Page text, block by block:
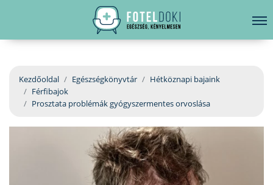
EGÉSZSÉGKÖNYVTÁR
BETEGSÉGKALAUZ
ÜGYELETKERESŐ
ORVOS VÁLASZOL
hirdetés
Kezdőoldal Egészségkönyvtár
Hétköznapi bajaink
Férfibajok
Prosztata problémák gyógyszermentes orvoslása